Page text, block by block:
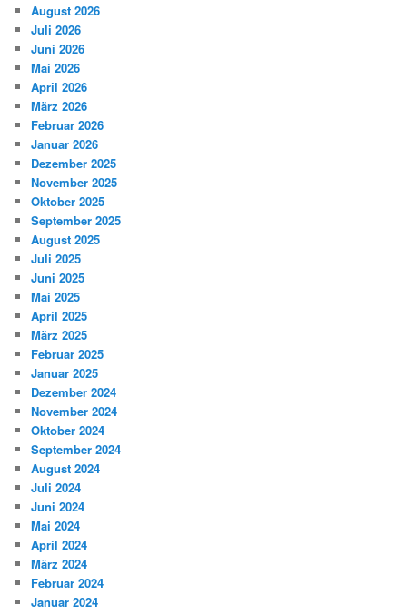
August 2026
Juli 2026
Juni 2026
Mai 2026
April 2026
März 2026
Februar 2026
Januar 2026
Dezember 2025
November 2025
Oktober 2025
September 2025
August 2025
Juli 2025
Juni 2025
Mai 2025
April 2025
März 2025
Februar 2025
Januar 2025
Dezember 2024
November 2024
Oktober 2024
September 2024
August 2024
Juli 2024
Juni 2024
Mai 2024
April 2024
März 2024
Februar 2024
Januar 2024